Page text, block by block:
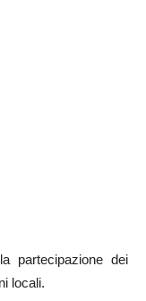
partecipazione dei
locali.